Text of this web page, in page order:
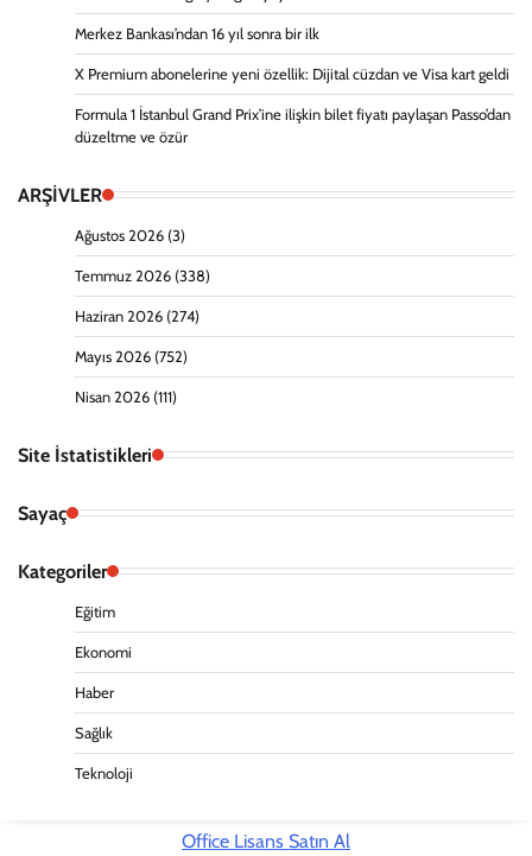
Merkez Bankası’ndan 16 yıl sonra bir ilk
X Premium abonelerine yeni özellik: Dijital cüzdan ve Visa kart geldi
Formula 1 İstanbul Grand Prix’ine ilişkin bilet fiyatı paylaşan Passo’dan
düzeltme ve özür
ARŞİVLER
Ağustos 2026 (3)
Temmuz 2026 (338)
Haziran 2026 (274)
Mayıs 2026 (752)
Nisan 2026 (111)
Site İstatistikleri
Sayaç
Kategoriler
Eğitim
Ekonomi
Haber
Sağlık
Teknoloji
Office Lisans Satın Al